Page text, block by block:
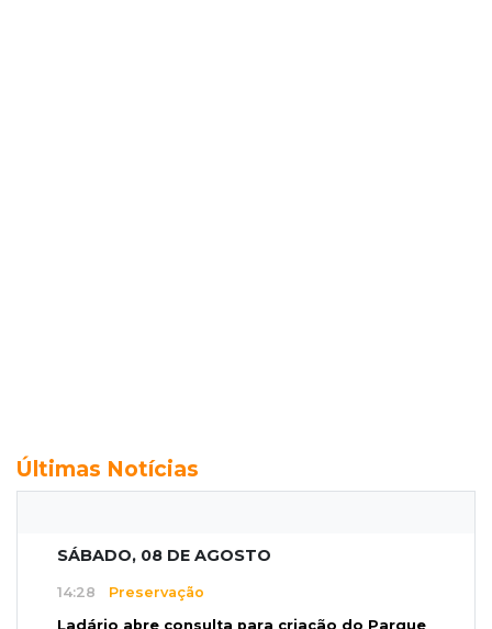
Últimas Notícias
SÁBADO, 08 DE AGOSTO
14:28 Preservação
Ladário abre consulta para criação do Parque